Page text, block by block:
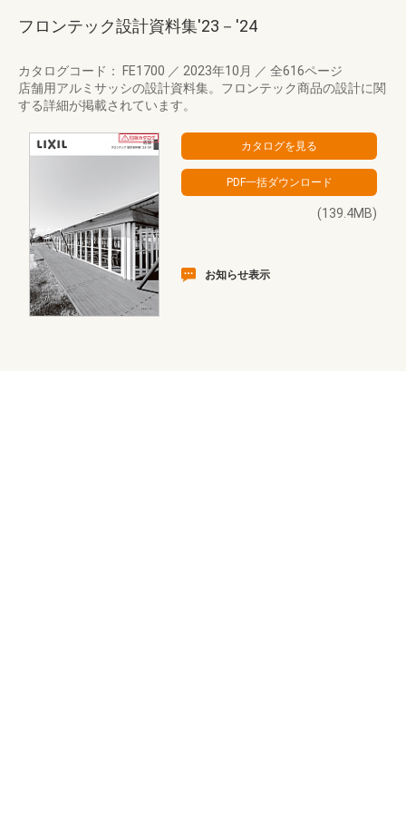
フロンテック設計資料集'23－'24
カタログコード： FE1700 ／ 2023年10月 ／ 全616ページ
店舗用アルミサッシの設計資料集。フロンテック商品の設計に関
する詳細が掲載されています。
(139.4MB)
お知らせ表示